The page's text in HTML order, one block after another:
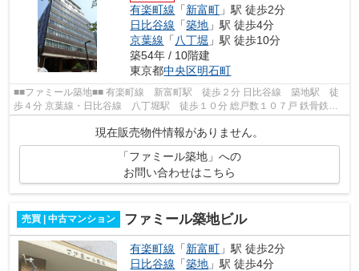
有楽町線 「新富町 」駅 徒歩2分
日比谷線 「築地 」駅 徒歩4分
京葉線 「八丁堀 」駅 徒歩10分
築54年 / 10階建
東京都中央区明石町
■■ファミール築地■■ 有楽町線 新富町駅 徒歩２分 日比谷線 築地駅 徒
歩４分 京葉線・日比谷線 八丁堀駅 徒歩１０分 総戸数１０７戸 鉄骨鉄筋
現在販売物件情報がありません。
「ファミール築地」への
お問い合わせはこちら
売買 | 中古マンション ファミール築地ビル
有楽町線 「新富町 」駅 徒歩2分
日比谷線 「築地 」駅 徒歩4分